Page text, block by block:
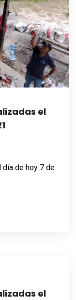
el
de hoy 7 de
el